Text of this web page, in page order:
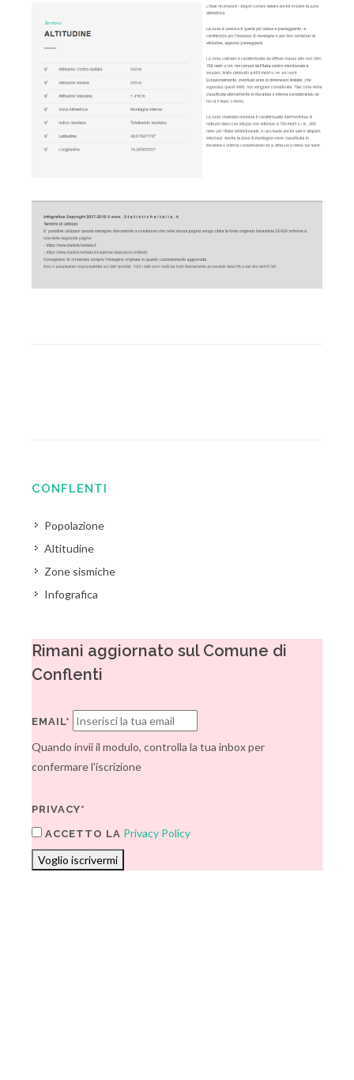
CONFLENTI
Popolazione
Altitudine
Zone sismiche
Infografica
Rimani aggiornato sul Comune di
Conflenti
EMAIL*
Quando invii il modulo, controlla la tua inbox per
confermare l'iscrizione
PRIVACY*
ACCETTO LA Privacy Policy
Voglio iscrivermi